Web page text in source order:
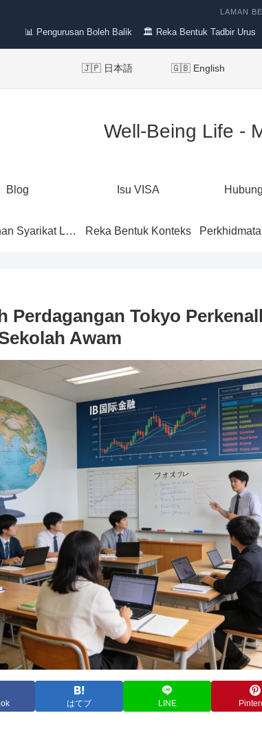
LAMAN
📊 Pengurusan Boleh Balik 🏛 Reka Bentuk Tadbir Urus
🇯🇵 日本語 🇬🇧 English
Well-Being Life -
Blog Isu VISA
Penubuhan Syarikat Labuan Reka Bentuk Konteks
Perdagangan Tokyo
Awam
はてブ LINE